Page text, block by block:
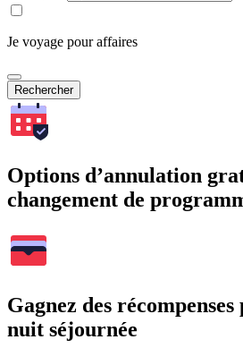
Je voyage pour affaires
Rechercher
Options d’annulation
changement de
Gagnez des
nuit séjournée